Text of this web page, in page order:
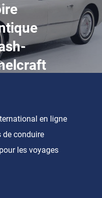
en ligne
de conduire
les voyages